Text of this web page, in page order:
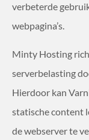
verbeterde
webpagina’s.
Minty Hosting
serverbelasting
Hierdoor kan
statische content
de webserver te